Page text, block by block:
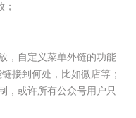
自定义菜单外链的功能
接到何处，比如微店等；
或许所有公众号用户只